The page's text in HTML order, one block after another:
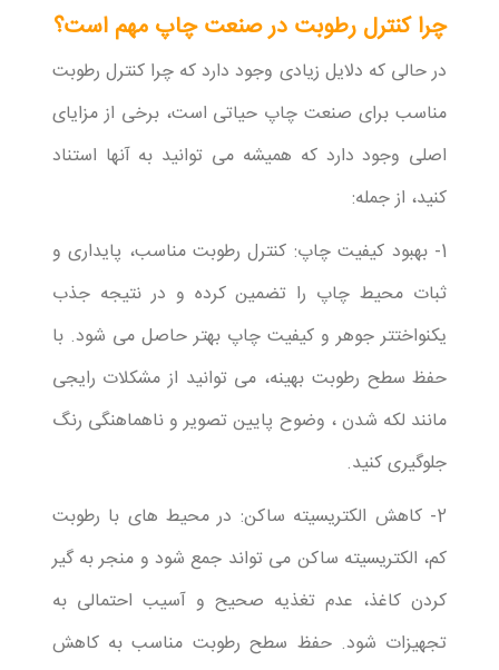
چرا کنترل رطوبت در صنعت چاپ مهم است؟
در حالی که دلایل زیادی وجود دارد که چرا کنترل رطوبت
مناسب برای صنعت چاپ حیاتی است، برخی از مزایای
اصلی وجود دارد که همیشه می توانید به آنها استناد
کنید، از جمله:
1- بهبود کیفیت چاپ: کنترل رطوبت مناسب، پایداری و
ثبات محیط چاپ را تضمین کرده و در نتیجه جذب
یکنواختتر جوهر و کیفیت چاپ بهتر حاصل می شود. با
حفظ سطح رطوبت بهینه، می توانید از مشکلات رایجی
مانند لکه شدن ، وضوح پایین تصویر و ناهماهنگی رنگ
جلوگیری کنید.
2- کاهش الکتریسیته ساکن: در محیط های با رطوبت
کم، الکتریسیته ساکن می تواند جمع شود و منجر به گیر
کردن کاغذ، عدم تغذیه صحیح و آسیب احتمالی به
تجهیزات شود. حفظ سطح رطوبت مناسب به کاهش